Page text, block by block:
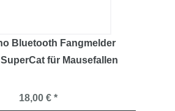
Bluetooth Fangmelder
für Mausefallen
18,00 € *